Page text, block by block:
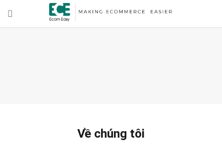
Về chúng tôi